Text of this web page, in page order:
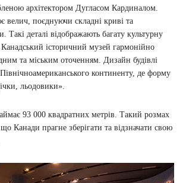
архітектором Дугласом Кардиналом.
велич, поєднуючи складні криві та
Такі деталі відображають багату культурну
історичний музей гармонійно
та міським оточенням. Дизайн будівлі
континенту, де форму
льодовики».
93 000 квадратних метрів. Такий розмах
Канади прагне зберігати та відзначати свою